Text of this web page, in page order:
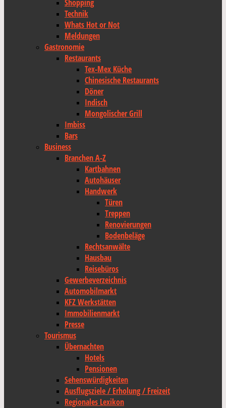
Shopping
Technik
Whats Hot or Not
Meldungen
Gastronomie
Restaurants
Tex-Mex Küche
Chinesische Restaurants
Döner
Indisch
Mongolischer Grill
Imbiss
Bars
Business
Branchen A-Z
Kartbahnen
Autohäuser
Handwerk
Türen
Treppen
Renovierungen
Bodenbeläge
Rechtsanwälte
Hausbau
Reisebüros
Gewerbeverzeichnis
Automobilmarkt
KFZ Werkstätten
Immobilienmarkt
Presse
Tourismus
Übernachten
Hotels
Pensionen
Sehenswürdigkeiten
Ausflugsziele / Erholung / Freizeit
Regionales Lexikon